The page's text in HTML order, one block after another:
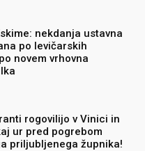
nekdanja ustavna
po levičarskih
novem vrhovna
rogovilijo v Vinici in
ur pred pogrebom
priljubljenega župnika!